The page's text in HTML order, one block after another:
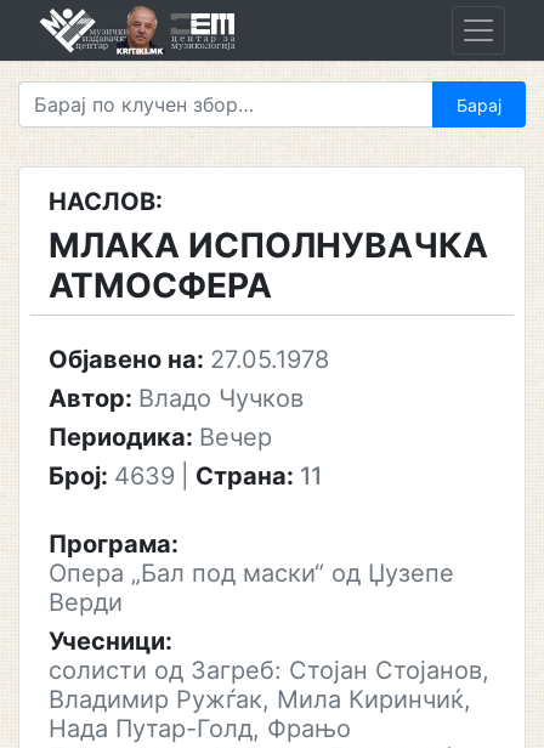
НАСЛОВ:
МЛАКА ИСПОЛНУВАЧКА
АТМОСФЕРА
Објавено на: 27.05.1978
Автор: Владо Чучков
Периодика: Вечер
Број: 4639 Страна: 11
Програма:
Опера „Бал под маски“ од Џузепе
Верди
Учесници:
солисти од Загреб: Стојан Стојанов,
Владимир Ружѓак, Мила Киринчиќ,
Нада Путар-Голд, Фрањо